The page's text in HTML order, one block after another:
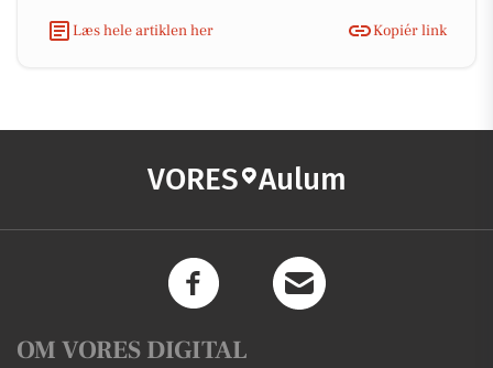
Læs hele artiklen her Kopiér link
VORES Aulum
OM VORES DIGITAL